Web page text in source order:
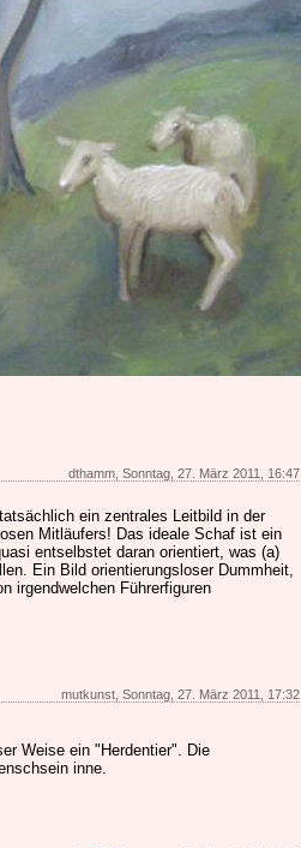
dthamm, Sonntag, 27. März 2011, 16:47
ein zentrales Leitbild in der
Mitläufers! Das ideale Schaf ist ein
entselbstet daran orientiert, was (a)
Ein Bild orientierungsloser Dummheit,
irgendwelchen Führerfiguren
mutkunst, Sonntag, 27. März 2011, 17:32
Weise ein "Herdentier". Die
inne.